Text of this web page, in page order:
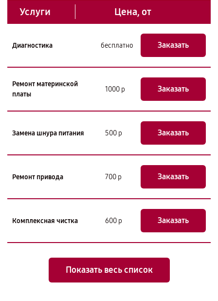
Услуги Цена, от
Диагностика бесплатно Заказать
Ремонт материнской
платы
1000 р Заказать
Замена шнура питания 500 р Заказать
Ремонт привода 700 р Заказать
Комплексная чистка 600 р Заказать
Показать весь список